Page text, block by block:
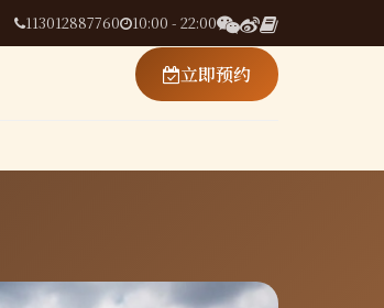
113012887760 10:00 - 22:00
立即预约